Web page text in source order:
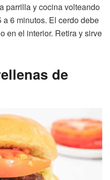
parrilla y cocina volteando
6 minutos. El cerdo debe
en el interior. Retira y sirve
de